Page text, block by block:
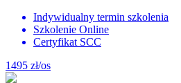
Indywidualny termin szkolenia
Szkolenie Online
Certyfikat SCC
1495 zł/os